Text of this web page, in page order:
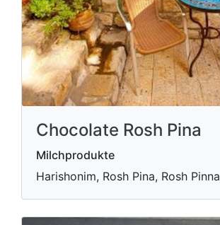
Chocolate Rosh Pina
Milchprodukte
Harishonim, Rosh Pina, Rosh Pinna